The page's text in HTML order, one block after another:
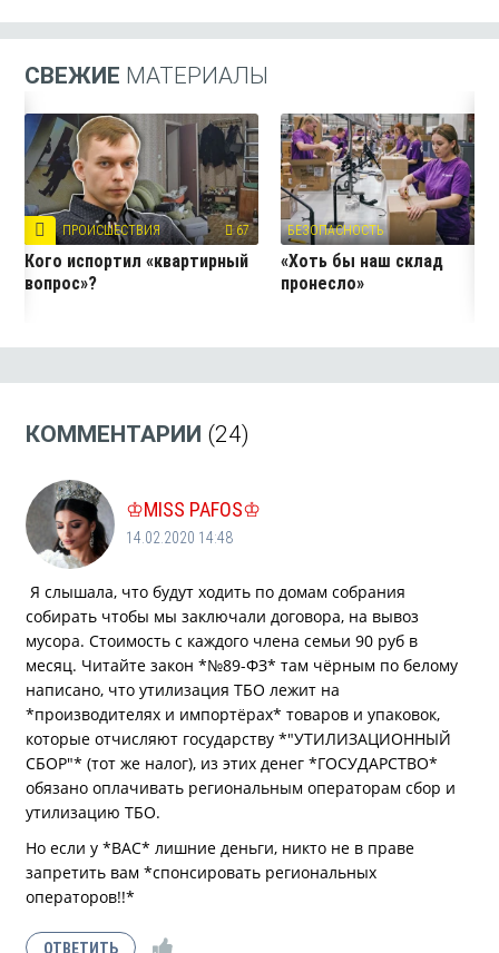
СВЕЖИЕ МАТЕРИАЛЫ
ПРОИСШЕСТВИЯ 67
Кого испортил «квартирный
вопрос»?
БЕЗОПАСНОСТЬ
«Хоть бы наш склад
пронесло»
КОММЕНТАРИИ (24)
♔MISS PAFOS♔
14.02.2020 14:48
Я слышала, что будут ходить по домам собрания
собирать чтобы мы заключали договора, на вывоз
мусора. Стоимость с каждого члена семьи 90 руб в
месяц. Читайте закон *№89-ФЗ* там чёрным по белому
написано, что утилизация ТБО лежит на
*производителях и импортёрах* товаров и упаковок,
которые отчисляют государству *"УТИЛИЗАЦИОННЫЙ
СБОР"* (тот же налог), из этих денег *ГОСУДАРСТВО*
обязано оплачивать региональным операторам сбор и
утилизацию ТБО.
Но если у *ВАС* лишние деньги, никто не в праве
запретить вам *спонсировать региональных
операторов!! *